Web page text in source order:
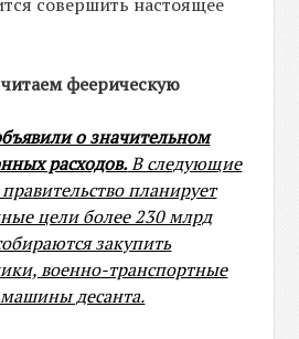
феерическую
о значительном
расходов.В следующие
планирует
цели более 230 млрд
закупить
военно-транспортные
десанта.